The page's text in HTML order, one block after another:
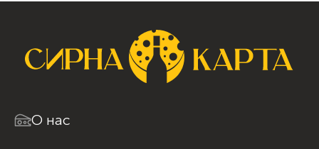
О нас